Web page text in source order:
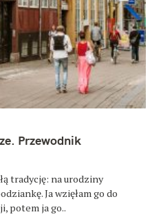
Przewodnik
tradycję: na urodziny
Ja wzięłam go do
potem ja go..